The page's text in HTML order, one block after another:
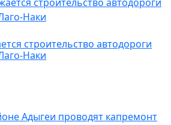
строительство автодороги
Наки